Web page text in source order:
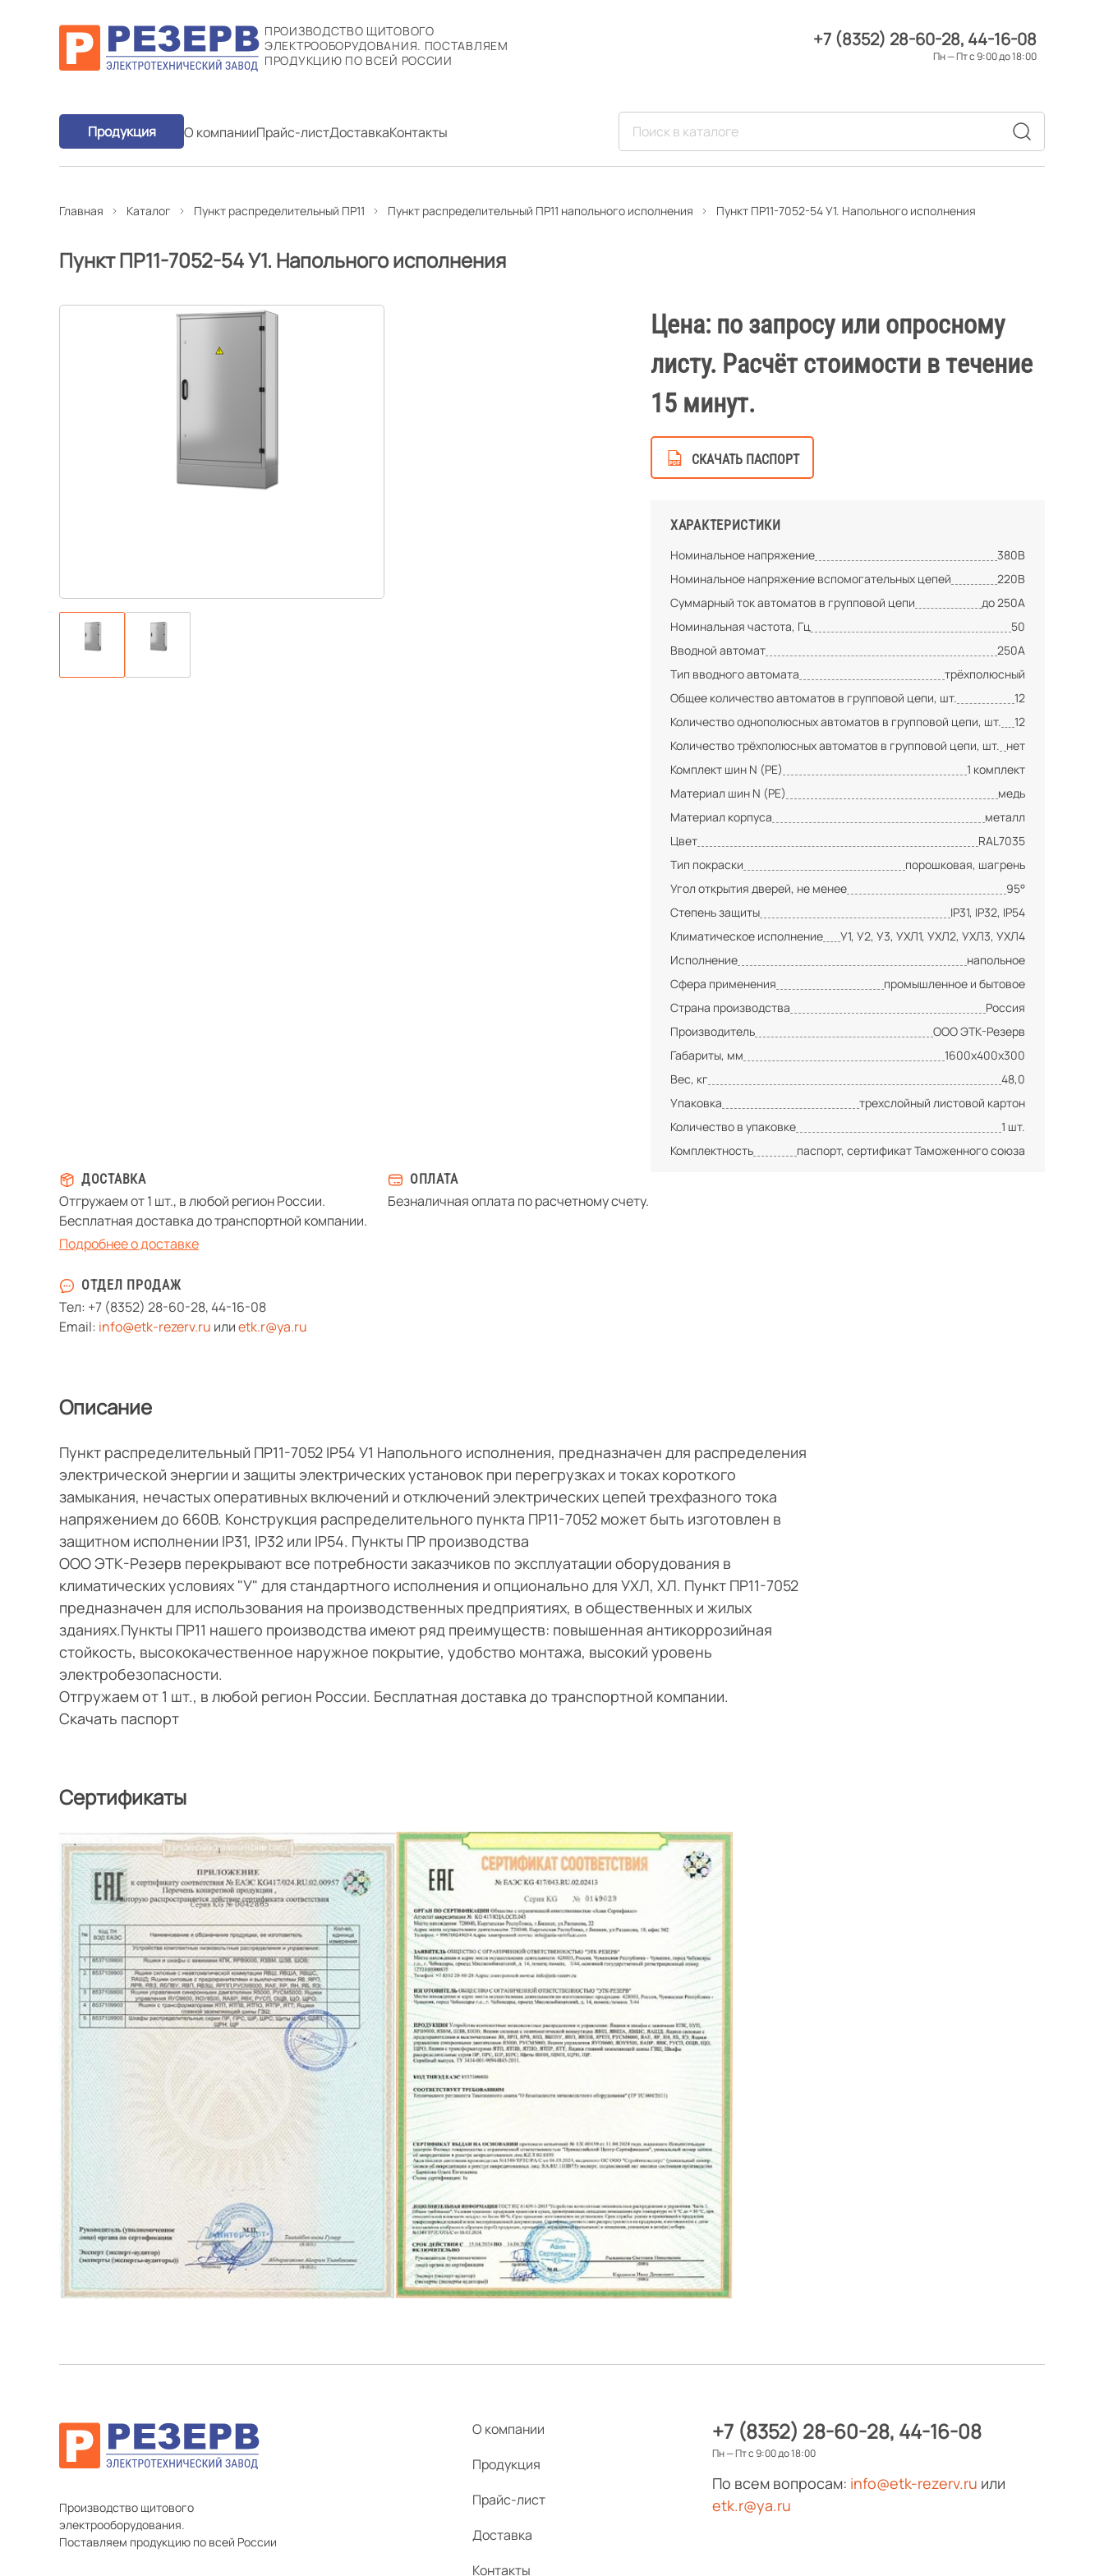
ПРОИЗВОДСТВО ЩИТОВОГО
ЭЛЕКТРООБОРУДОВАНИЯ. ПОСТАВЛЯЕМ
ПРОДУКЦИЮ ПО ВСЕЙ РОССИИ
+7 (8352) 28-60-28 44-16-08
Пн — Пт с 9:00 до 18:00
Продукция О компанииПрайс-листДоставкаКонтакты
Главная Каталог Пункт распределительный ПР11 Пункт распределительный ПР11 напольного исполнения Пункт ПР11-7052-54 У1. Напольного исполнения
Пункт ПР11-7052-54 У1. Напольного исполнения
Цена: по запросу или опросному
листу. Расчёт стоимости в течение
15 минут.
СКАЧАТЬ ПАСПОРТ
ХАРАКТЕРИСТИКИ
Номинальное напряжение
380В
Номинальное напряжение вспомогательных цепей
220В
Суммарный ток автоматов в групповой цепи
до 250А
Номинальная частота, Гц
50
Вводной автомат
250А
Тип вводного автомата
трёхполюсный
Общее количество автоматов в групповой цепи, шт.
12
Количество однополюсных автоматов в групповой цепи, шт.
12
Количество трёхполюсных автоматов в групповой цепи, шт. нет
Комплект шин N (PE)
1 комплект
Материал шин N (PE)
медь
Материал корпуса
металл
Цвет
RAL7035
Тип покраски
порошковая, шагрень
Угол открытия дверей, не менее
95°
Степень защиты
IP31, IP32, IP54
Климатическое исполнение
У1, У2, У3, УХЛ1, УХЛ2, УХЛ3, УХЛ4
Исполнение
напольное
Сфера применения
промышленное и бытовое
Страна производства
Россия
Производитель
ООО ЭТК-Резерв
Габариты, мм
1600х400х300
Вес, кг
48,0
Упаковка
трехслойный листовой картон
Количество в упаковке
1 шт.
Комплектность
паспорт, сертификат Таможенного союза
ДОСТАВКА
Отгружаем от 1 шт., в любой регион России.
Бесплатная доставка до транспортной компании.
Подробнее о доставке
ОПЛАТА
Безналичная оплата по расчетному счету.
ОТДЕЛ ПРОДАЖ
Тел: +7 (8352) 28-60-28,44-16-08
Email: info@etk-rezerv.ru илиetk.r@ya.ru
Описание
Пункт распределительный ПР11-7052 IP54 У1 Напольного исполнения, предназначен для распределения
электрической энергии и защиты электрических установок при перегрузках и токах короткого
замыкания, нечастых оперативных включений и отключений электрических цепей трехфазного тока
напряжением до 660В. Конструкция распределительного пункта ПР11-7052 может быть изготовлен в
защитном исполнении IP31, IP32 или IP54. Пункты ПР производства
ООО ЭТК-Резерв перекрывают все потребности заказчиков по эксплуатации оборудования в
климатических условиях "У" для стандартного исполнения и опционально для УХЛ, ХЛ. Пункт ПР11-7052
предназначен для использования на производственных предприятиях, в общественных и жилых
зданиях.Пункты ПР11 нашего производства имеют ряд преимуществ: повышенная антикоррозийная
стойкость, высококачественное наружное покрытие, удобство монтажа, высокий уровень
электробезопасности.
Отгружаем от 1 шт., в любой регион России. Бесплатная доставка до транспортной компании.
Скачать паспорт
Сертификаты
Производство щитового
электрооборудования.
Поставляем продукцию по всей России
О компании
Продукция
Прайс-лист
Доставка
Контакты
+7 (8352) 28-60-28 44-16-08
Пн — Пт с 9:00 до 18:00
По всем вопросам: info@etk-rezerv.ru или
etk.r@ya.ru